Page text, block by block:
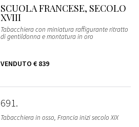
SCUOLA FRANCESE, SECOLO
XVIII
Tabacchiera con miniatura raffigurante ritratto
di gentildonna e montatura in oro
VENDUTO € 839
691
Tabacchiera in osso, Francia inizi secolo XIX